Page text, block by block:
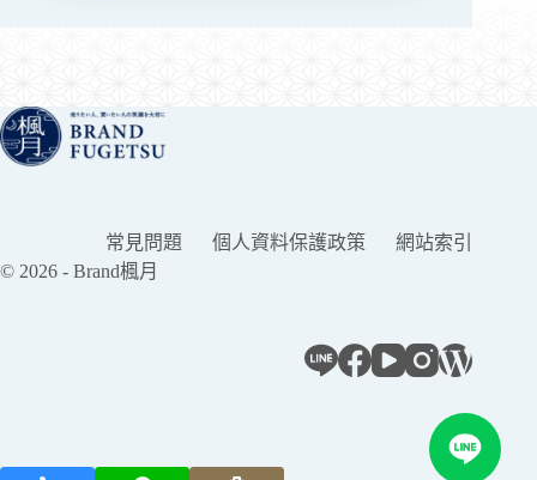
常見問題 個人資料保護政策
網站索引
© 2026 - Brand楓月